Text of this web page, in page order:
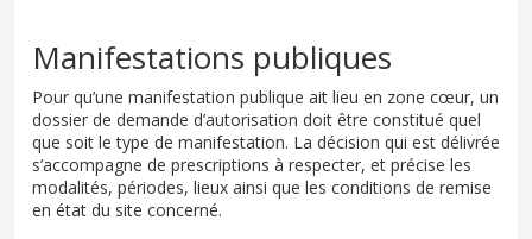
Manifestations publiques
Pour qu’une manifestation publique ait lieu en zone cœur, un
dossier de demande d’autorisation doit être constitué quel
que soit le type de manifestation. La décision qui est délivrée
s’accompagne de prescriptions à respecter, et précise les
modalités, périodes, lieux ainsi que les conditions de remise
en état du site concerné.